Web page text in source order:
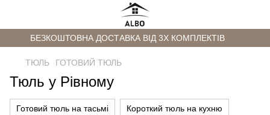
БЕЗКОШТОВНА ДОСТАВКА ВІД 3Х КОМПЛЕКТІВ
ТЮЛЬ ГОТОВИЙ ТЮЛЬ
Тюль у Рівному
Готовий тюль на тасьмі Короткий тюль на кухню